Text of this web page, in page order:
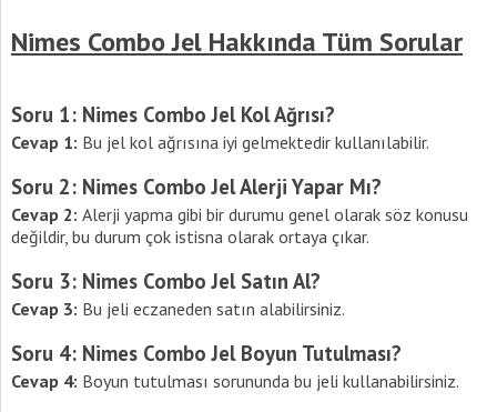
Nimes Combo Jel Hakkında Tüm Sorular
Soru 1: Nimes Combo Jel Kol Ağrısı?
Cevap 1: Bu jel kol ağrısına iyi gelmektedir kullanılabilir.
Soru 2: Nimes Combo Jel Alerji Yapar Mı?
Cevap 2: Alerji yapma gibi bir durumu genel olarak söz konusu
değildir, bu durum çok istisna olarak ortaya çıkar.
Soru 3: Nimes Combo Jel Satın Al?
Cevap 3: Bu jeli eczaneden satın alabilirsiniz.
Soru 4: Nimes Combo Jel Boyun Tutulması?
Cevap 4: Boyun tutulması sorununda bu jeli kullanabilirsiniz.